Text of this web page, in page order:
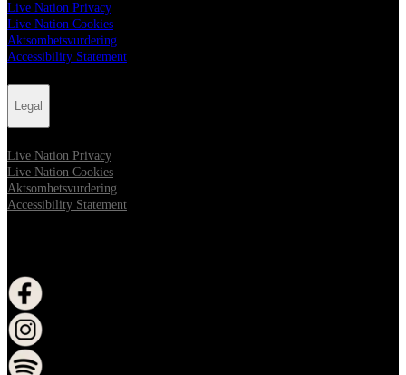
Live Nation Privacy
Live Nation Cookies
Aktsomhetsvurdering
Accessibility Statement
Legal
Live Nation Privacy
Live Nation Cookies
Aktsomhetsvurdering
Accessibility Statement
åpne i nytt vindu
åpne i nytt vindu
åpne i nytt vindu